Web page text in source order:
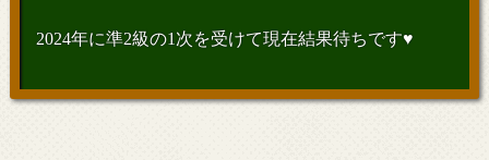
2024年に準2級の1次を受けて現在結果待ちです♥